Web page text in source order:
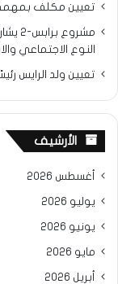
تعيين مكلف
النوع الاجتماعي
تعيين ولد الرايس
الأرشيف
أغسطس 2026
يوليو 2026
يونيو 2026
مايو 2026
أبريل 2026